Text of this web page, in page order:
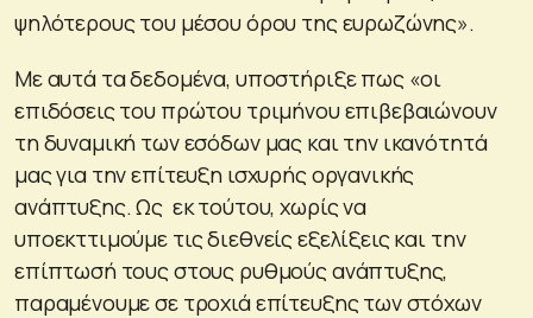
ψηλότερους του μέσου όρου της ευρωζώνης».
Με αυτά τα δεδομένα, υποστήριξε πως «οι
επιδόσεις του πρώτου τριμήνου επιβεβαιώνουν
τη δυναμική των εσόδων μας και την ικανότητά
μας για την επίτευξη ισχυρής οργανικής
ανάπτυξης. Ως εκ τούτου, χωρίς να
υποεκττιμούμε τις διεθνείς εξελίξεις και την
επίπτωσή τους στους ρυθμούς ανάπτυξης,
παραμένουμε σε τροχιά επίτευξης των στόχων